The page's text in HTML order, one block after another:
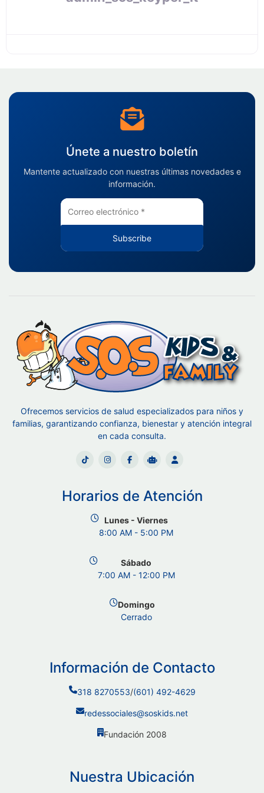
Únete a nuestro boletín
Mantente actualizado con nuestras últimas novedades e
información.
Subscribe
Ofrecemos servicios de salud especializados para niños y
familias, garantizando confianza, bienestar y atención integral
en cada consulta.
Horarios de Atención
Lunes - Viernes
8:00 AM - 5:00 PM
Sábado
7:00 AM - 12:00 PM
Domingo
Cerrado
Información de Contacto
318 8270553/(601) 492-4629
redessociales@soskids.net
Fundación 2008
Nuestra Ubicación